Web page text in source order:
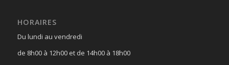
HORAIRES
Du lundi au vendredi
de 8h00 à 12h00 et de 14h00 à 18h00